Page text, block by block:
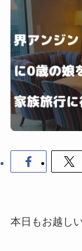
本日もお越し